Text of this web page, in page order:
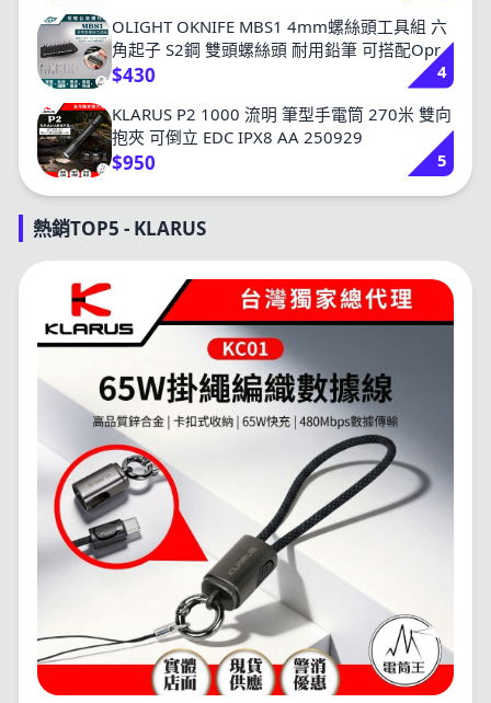
OLIGHT OKNIFE MBS1 4mm螺絲頭工具組 六
角起子 S2鋼 雙頭螺絲頭 耐用鉛筆 可搭配Opry
2、D1、U1 Pro
$430
4
KLARUS P2 1000 流明 筆型手電筒 270米 雙向
抱夾 可倒立 EDC IPX8 AA 250929
$950 5
熱銷TOP5 - KLARUS